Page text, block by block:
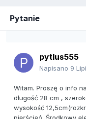
Pytanie
pytlus555
Napisano 9
Witam. Proszę o info
długość 28 cm ,
wysokość